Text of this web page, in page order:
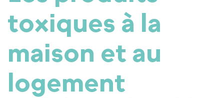
toxiques à la
maison et au
logement